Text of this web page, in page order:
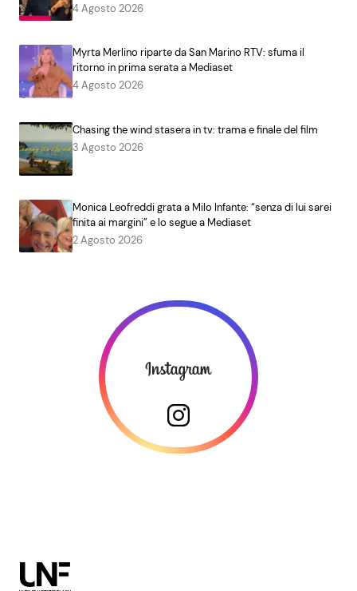
4 Agosto 2026
Myrta Merlino riparte da San Marino RTV: sfuma il
ritorno in prima serata a Mediaset
4 Agosto 2026
Chasing the wind stasera in tv: trama e finale del film
3 Agosto 2026
Monica Leofreddi grata a Milo Infante: “senza di lui sarei
finita ai margini” e lo segue a Mediaset
2 Agosto 2026